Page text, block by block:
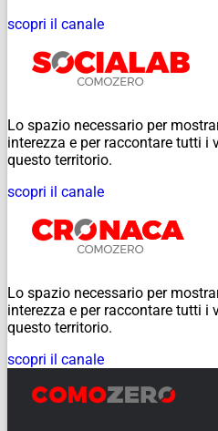
scopri il canale
Lo spazio necessario per
interezza e per raccontare tutti i
questo territorio.
scopri il canale
Lo spazio necessario per
interezza e per raccontare tutti i
questo territorio.
scopri il canale